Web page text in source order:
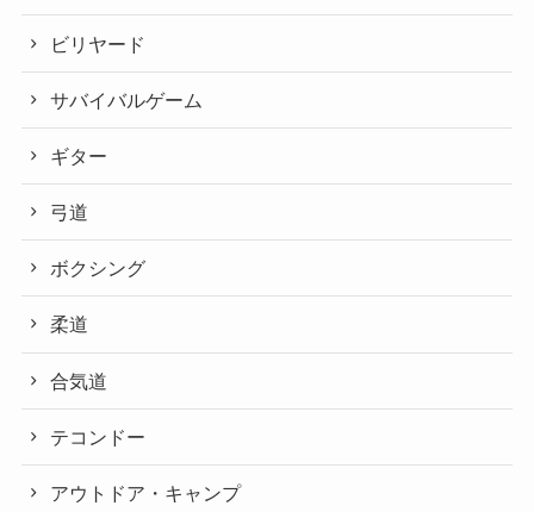
ビリヤード
サバイバルゲーム
ギター
弓道
ボクシング
柔道
合気道
テコンドー
アウトドア・キャンプ